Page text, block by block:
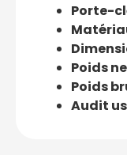
Porte-
Poids
Poids
Audit